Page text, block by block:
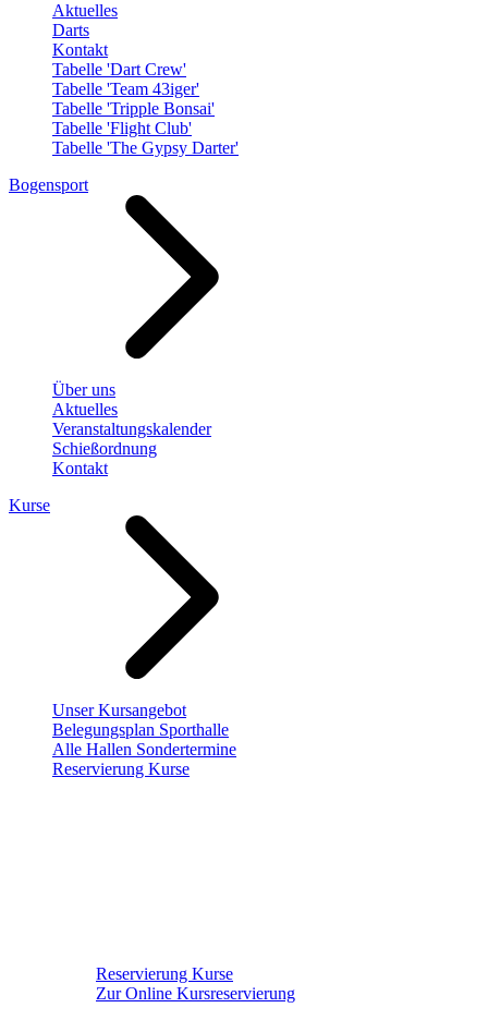
Aktuelles
Darts
Kontakt
Tabelle 'Dart Crew'
Tabelle 'Team 43iger'
Tabelle 'Tripple Bonsai'
Tabelle 'Flight Club'
Tabelle 'The Gypsy Darter'
Bogensport
Über uns
Aktuelles
Veranstaltungskalender
Schießordnung
Kontakt
Kurse
Unser Kursangebot
Belegungsplan Sporthalle
Alle Hallen Sondertermine
Reservierung Kurse
Reservierung Kurse
Zur Online Kursreservierung